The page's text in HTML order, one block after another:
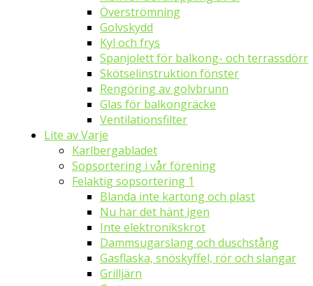
Överströmning
Golvskydd
Kyl och frys
Spanjolett för balkong- och terrassdörr
Skötselinstruktion fönster
Rengöring av golvbrunn
Glas för balkongräcke
Ventilationsfilter
Lite av Varje
Karlbergabladet
Sopsortering i vår förening
Felaktig sopsortering 1
Blanda inte kartong och plast
Nu har det hänt igen
Inte elektronikskrot
Dammsugarslang och duschstång
Gasflaska, snöskyffel, rör och slangar
Grilljärn